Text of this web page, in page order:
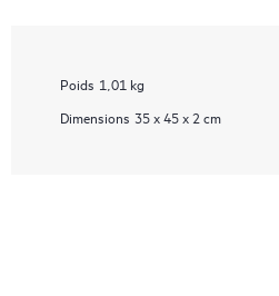
Poids 1,01 kg
Dimensions 35 x 45 x 2 cm